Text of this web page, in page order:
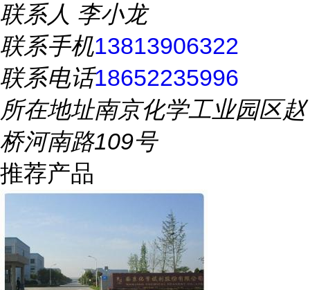
联系人 李小龙
联系手机13813906322
联系电话18652235996
所在地址南京化学工业园区赵
桥河南路109号
推荐产品